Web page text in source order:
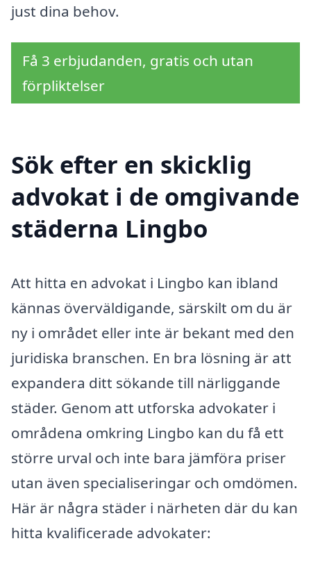
just dina behov.
Få 3 erbjudanden, gratis och utan
förpliktelser
Sök efter en skicklig
advokat i de omgivande
städerna Lingbo
Att hitta en advokat i Lingbo kan ibland
kännas överväldigande, särskilt om du är
ny i området eller inte är bekant med den
juridiska branschen. En bra lösning är att
expandera ditt sökande till närliggande
städer. Genom att utforska advokater i
områdena omkring Lingbo kan du få ett
större urval och inte bara jämföra priser
utan även specialiseringar och omdömen.
Här är några städer i närheten där du kan
hitta kvalificerade advokater: